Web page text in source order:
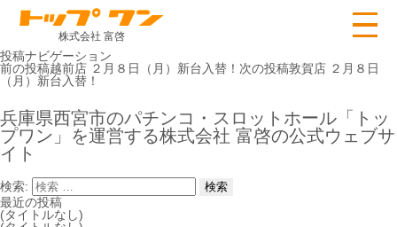
株式会社 富啓
投稿ナビゲーション
前の投稿越前店 ２月８日（月）新台入替！ 次の投稿敦賀店 ２月８日
（月）新台入替！
兵庫県西宮市のパチンコ・スロットホール「トッ
プワン」を運営する株式会社 富啓の公式ウェブサ
イト
検索:
最近の投稿
(タイトルなし)